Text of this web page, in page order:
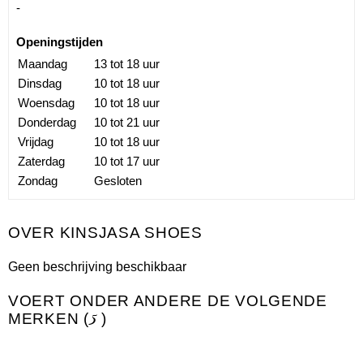
-
Openingstijden
Maandag
13 tot 18 uur
Dinsdag
10 tot 18 uur
Woensdag
10 tot 18 uur
Donderdag
10 tot 21 uur
Vrijdag
10 tot 18 uur
Zaterdag
10 tot 17 uur
Zondag
Gesloten
KINSJASA SHOES
Geen beschrijving beschikbaar
VOERT ONDER ANDERE DE VOLGENDE
MERKEN (5 )